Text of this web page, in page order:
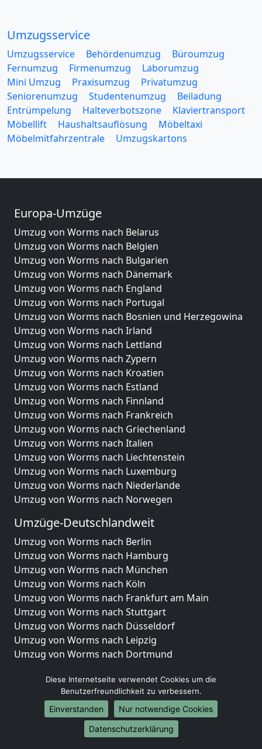
Umzugsservice
Umzugsservice Behördenumzug
Büroumzug
Fernumzug
Firmenumzug
Laborumzug
Mini Umzug
Praxisumzug
Privatumzug
Seniorenumzug
Studentenumzug
Beiladung
Entrümpelung
Halteverbotszone
Klaviertransport
Möbellift
Haushaltsauflösung
Möbeltaxi
Möbelmitfahrzentrale
Umzugskartons
Europa-Umzüge
Umzug von Worms nach Belarus
Umzug von Worms nach Belgien
Umzug von Worms nach Bulgarien
Umzug von Worms nach Dänemark
Umzug von Worms nach England
Umzug von Worms nach Portugal
Umzug von Worms nach Bosnien und Herzegowina
Umzug von Worms nach Irland
Umzug von Worms nach Lettland
Umzug von Worms nach Zypern
Umzug von Worms nach Kroatien
Umzug von Worms nach Estland
Umzug von Worms nach Finnland
Umzug von Worms nach Frankreich
Umzug von Worms nach Griechenland
Umzug von Worms nach Italien
Umzug von Worms nach Liechtenstein
Umzug von Worms nach Luxemburg
Umzug von Worms nach Niederlande
Umzug von Worms nach Norwegen
Umzüge-Deutschlandweit
Umzug von Worms nach Berlin
Umzug von Worms nach Hamburg
Umzug von Worms nach München
Umzug von Worms nach Köln
Umzug von Worms nach Frankfurt am Main
Umzug von Worms nach Stuttgart
Umzug von Worms nach Düsseldorf
Umzug von Worms nach Leipzig
Umzug von Worms nach Dortmund
Umzug von Worms nach Bremen
Umzug von Worms nach Dresden
Umzug von Worms nach Hannover
Umzug von Worms nach Nürnberg
Umzug von Worms nach Duisburg
Diese Internetseite verwendet Cookies um die
Benutzerfreundlichkeit zu verbessern.
Einverstanden
Nur notwendige Cookies
Datenschutzerklärung